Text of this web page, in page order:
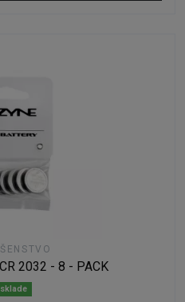
2032 - 8 - PACK